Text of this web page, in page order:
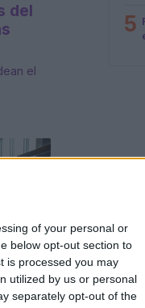
of your personal or
below opt-out section to
is processed you may
utilized by us or personal
separately opt-out of the
del
el
5